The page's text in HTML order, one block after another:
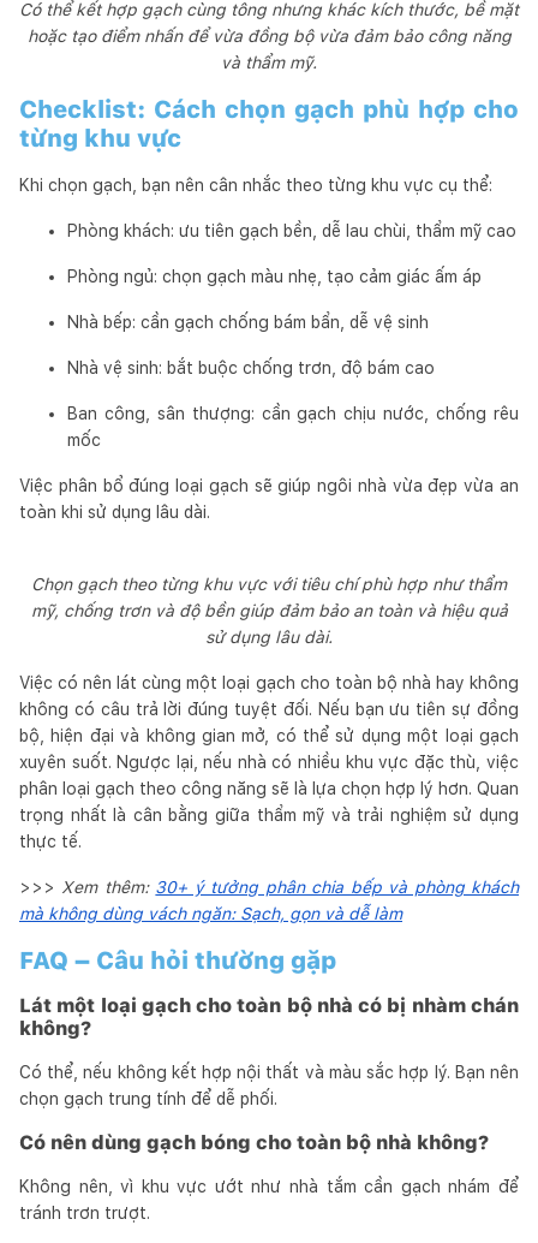
Có thể kết hợp gạch cùng tông nhưng khác kích thước, bề mặt
hoặc tạo điểm nhấn để vừa đồng bộ vừa đảm bảo công năng
và thẩm mỹ.
Checklist: Cách chọn gạch phù hợp cho
từng khu vực
Khi chọn gạch, bạn nên cân nhắc theo từng khu vực cụ thể:
Phòng khách: ưu tiên gạch bền, dễ lau chùi, thẩm mỹ cao
Phòng ngủ: chọn gạch màu nhẹ, tạo cảm giác ấm áp
Nhà bếp: cần gạch chống bám bẩn, dễ vệ sinh
Nhà vệ sinh: bắt buộc chống trơn, độ bám cao
Ban công, sân thượng: cần gạch chịu nước, chống rêu
mốc
Việc phân bổ đúng loại gạch sẽ giúp ngôi nhà vừa đẹp vừa an
toàn khi sử dụng lâu dài.
Chọn gạch theo từng khu vực với tiêu chí phù hợp như thẩm
mỹ, chống trơn và độ bền giúp đảm bảo an toàn và hiệu quả
sử dụng lâu dài.
Việc có nên lát cùng một loại gạch cho toàn bộ nhà hay không
không có câu trả lời đúng tuyệt đối. Nếu bạn ưu tiên sự đồng
bộ, hiện đại và không gian mở, có thể sử dụng một loại gạch
xuyên suốt. Ngược lại, nếu nhà có nhiều khu vực đặc thù, việc
phân loại gạch theo công năng sẽ là lựa chọn hợp lý hơn. Quan
trọng nhất là cân bằng giữa thẩm mỹ và trải nghiệm sử dụng
thực tế.
>>> Xem thêm: 30+ ý tưởng phân chia bếp và phòng khách
mà không dùng vách ngăn: Sạch, gọn và dễ làm
FAQ – Câu hỏi thường gặp
Lát một loại gạch cho toàn bộ nhà có bị nhàm chán
không?
Có thể, nếu không kết hợp nội thất và màu sắc hợp lý. Bạn nên
chọn gạch trung tính để dễ phối.
Có nên dùng gạch bóng cho toàn bộ nhà không?
Không nên, vì khu vực ướt như nhà tắm cần gạch nhám để
tránh trơn trượt.